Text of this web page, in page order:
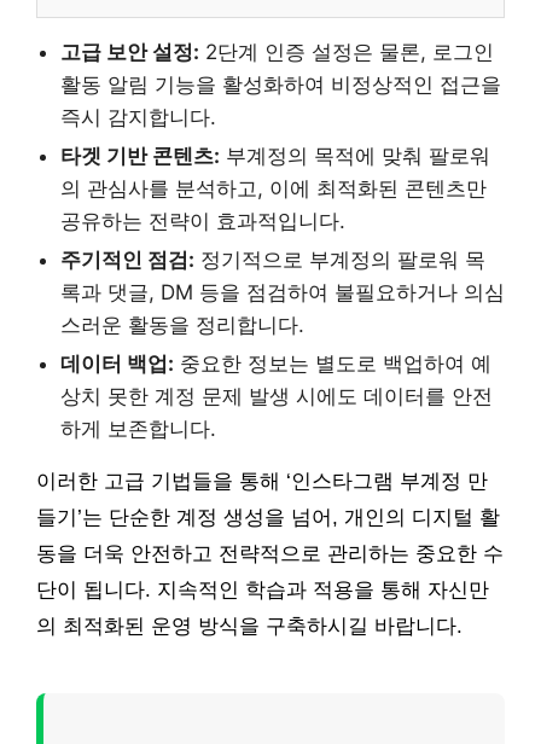
고급 보안 설정: 2단계 인증 설정은 물론, 로그인
활동 알림 기능을 활성화하여 비정상적인 접근을
즉시 감지합니다.
타겟 기반 콘텐츠: 부계정의 목적에 맞춰 팔로워
의 관심사를 분석하고, 이에 최적화된 콘텐츠만
공유하는 전략이 효과적입니다.
주기적인 점검: 정기적으로 부계정의 팔로워 목
록과 댓글, DM 등을 점검하여 불필요하거나 의심
스러운 활동을 정리합니다.
데이터 백업: 중요한 정보는 별도로 백업하여 예
상치 못한 계정 문제 발생 시에도 데이터를 안전
하게 보존합니다.
이러한 고급 기법들을 통해 ‘인스타그램 부계정 만
들기’는 단순한 계정 생성을 넘어, 개인의 디지털 활
동을 더욱 안전하고 전략적으로 관리하는 중요한 수
단이 됩니다. 지속적인 학습과 적용을 통해 자신만
의 최적화된 운영 방식을 구축하시길 바랍니다.